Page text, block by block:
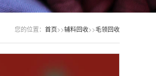
您的位置： 首页>>辅料回收>>毛领回收